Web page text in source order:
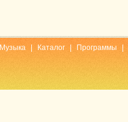
Музыка Каталог Программы